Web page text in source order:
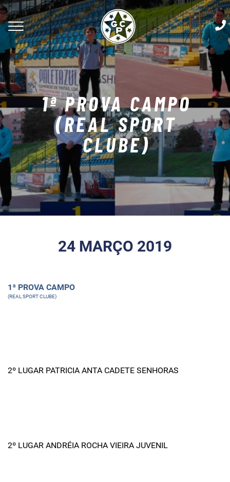
1ª PROVA CAMPO
(REAL SPORT
CLUBE)
24 MARÇO 2019
1ª PROVA CAMPO
(REAL SPORT CLUBE)
2º LUGAR PATRICIA ANTA CADETE SENHORAS
2º LUGAR ANDRÉIA ROCHA VIEIRA JUVENIL